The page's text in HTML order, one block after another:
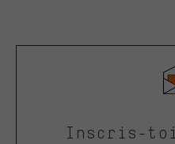
Inscris-toi